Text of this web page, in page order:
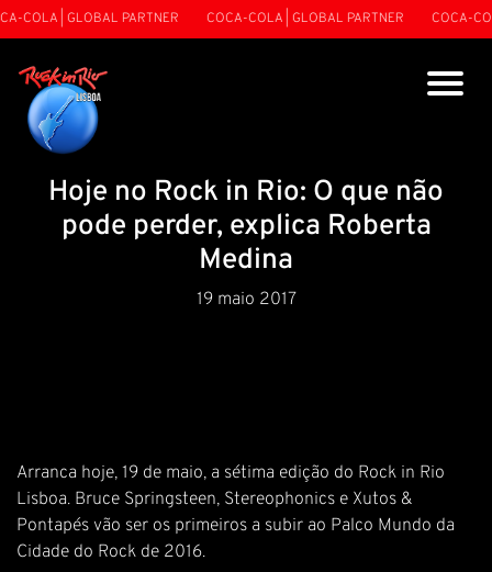
COLA | GLOBAL PARTNER COCA-COLA | GLOBAL PARTNER COCA-
Hoje no Rock in Rio: O que não
pode perder, explica Roberta
Medina
19 maio 2017
Arranca hoje, 19 de maio, a sétima edição do Rock in Rio
Lisboa. Bruce Springsteen, Stereophonics e Xutos &
Pontapés vão ser os primeiros a subir ao Palco Mundo da
Cidade do Rock de 2016.